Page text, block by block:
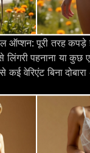
ऑप्शन: पूरी तरह कपड़े
पहनाना या कुछ
वेरिएंट बिना